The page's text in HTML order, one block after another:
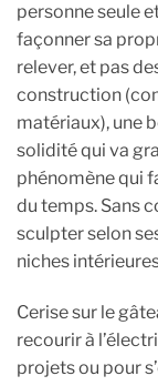
personne seule
façonner sa
relever, et pas
construction
matériaux), une
solidité qui va
phénomène qui
du temps. Sans
sculpter selon
niches
Cerise sur le
recourir à
projets ou pour